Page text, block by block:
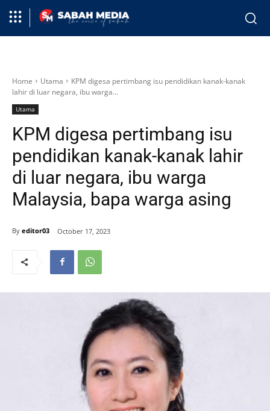
Home Utama
KPM digesa pertimbang isu pendidikan kanak-kanak
lahir di luar negara, ibu warga...
Utama
KPM digesa pertimbang isu
pendidikan kanak-kanak lahir
di luar negara, ibu warga
Malaysia, bapa warga asing
By editor03 October 17, 2023